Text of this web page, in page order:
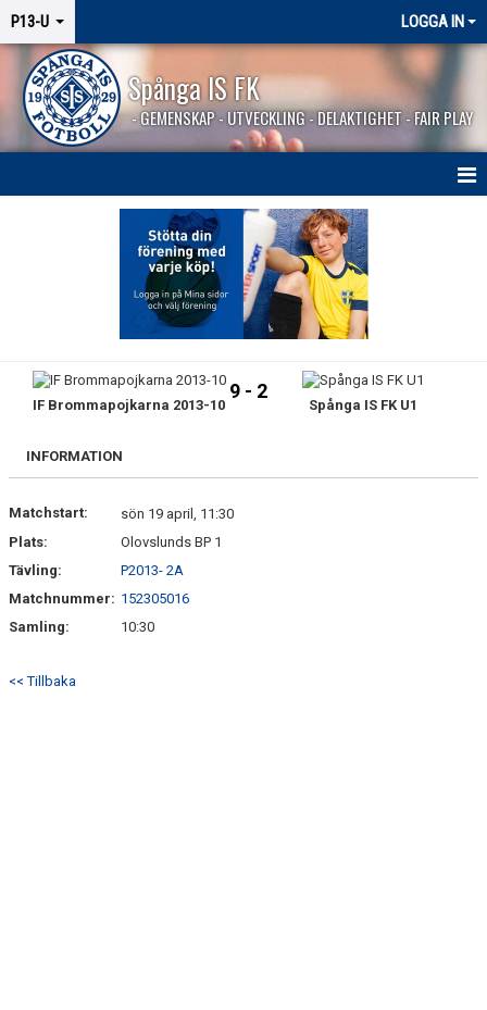
P13-U LOGGA IN
Spånga IS FK
- GEMENSKAP - UTVECKLING - DELAKTIGHET - FAIR PLAY
TRUPPEN
BILDGALLERI
KONTAKT
IF Brommapojkarna 2013-10
9 - 2
Spånga IS FK U1
INFORMATION
Matchstart:
sön 19 april, 11:30
Plats:
Olovslunds BP 1
Tävling:
P2013- 2A
Matchnummer: 152305016
Samling:
10:30
<< Tillbaka